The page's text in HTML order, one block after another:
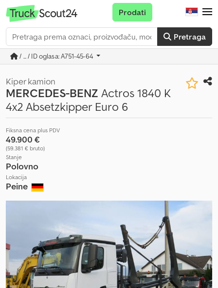
Pretraga
Prodati
/ ... / ID oglasa: A751-45-64
Kiper kamion
MERCEDES-BENZ Actros 1840 K
4x2 Absetzkipper Euro 6
Fiksna cena plus PDV
49.900 €
(59.381 € bruto)
Stanje
Polovno
Lokacija
Peine